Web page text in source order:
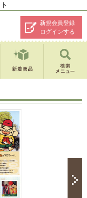
新規会員登録
ログインする